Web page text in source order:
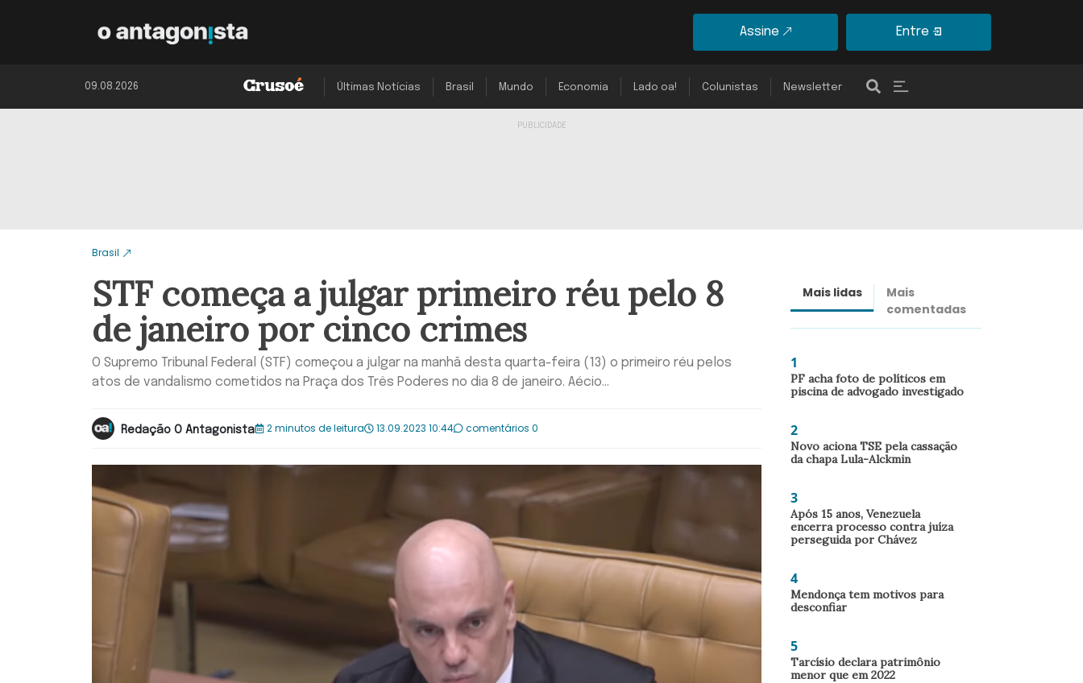
Assine Entre
09.08.2026 Últimas Notícias Brasil Mundo Economia Lado oa! Colunistas Newsletter
Brasil
STF começa a julgar primeiro réu pelo 8
de janeiro por cinco crimes
O Supremo Tribunal Federal (STF) começou a julgar na manhã desta quarta-feira (13) o primeiro réu pelos
atos de vandalismo cometidos na Praça dos Três Poderes no dia 8 de janeiro. Aécio...
Redação O Antagonista 2 minutos de leitura 13.09.2023 10:44 comentários 0
Mais lidas
Mais
comentadas
1
PF acha foto de políticos em
piscina de advogado investigado
2
Novo aciona TSE pela cassação
da chapa Lula-Alckmin
3
Após 15 anos, Venezuela
encerra processo contra juíza
perseguida por Chávez
4
Mendonça tem motivos para
desconfiar
5
Tarcísio declara patrimônio
menor que em 2022